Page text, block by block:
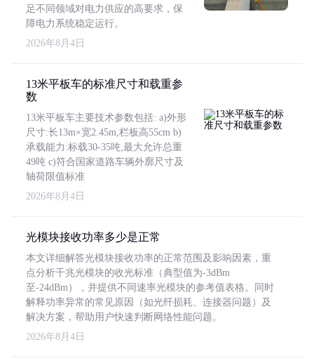
足不同领域对电力供应的高要求，保
障电力系统稳定运行。
2026年8月4日
13米平板车的标准尺寸和载重参
数
13米平板车主要技术参数包括: a)外形
尺寸:长13m×宽2.45m,栏板高55cm b)
承载能力:标载30-35吨,最大允许总重
49吨 c)符合国家道路车辆外廓尺寸及
轴荷限值标准
2026年8月4日
光模块接收功率多少是正常
本文详细解答光模块接收功率的正常范围及影响因素，重
点分析千兆光模块的收光标准（典型值为-3dBm
至-24dBm），并提供不同速率光模块的参考值表格。同时
解释功率异常的常见原因（如光纤损耗、连接器问题）及
解决方案，帮助用户快速判断网络性能问题。
2026年8月4日